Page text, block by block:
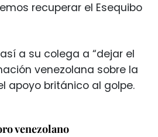
recuperar el Esequibo
a su colega a “dejar el
venezolana sobre la
apoyo británico al golpe.
venezolano